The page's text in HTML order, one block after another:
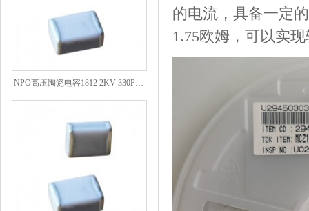
的电流，具备一定
1.75欧姆，可以实